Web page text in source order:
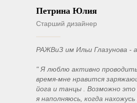
Петрина Юлия
Старший дизайнер
РАЖВиЗ им Ильи Глазунова -
" Я люблю активно
время-мне нравится
йога и танцы . Возможно это
я наполняюсь, когда нахожусь